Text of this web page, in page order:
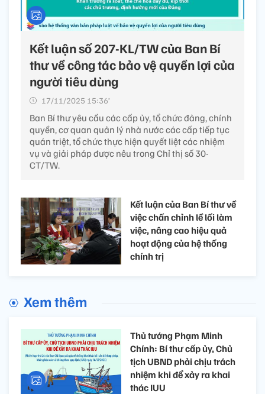
Kết luận số 207-KL/TW của Ban Bí
thư về công tác bảo vệ quyền lợi của
người tiêu dùng
17/11/2025 15:36’
Ban Bí thư yêu cầu các cấp ủy, tổ chức đảng, chính
quyền, cơ quan quản lý nhà nước các cấp tiếp tục
quán triệt, tổ chức thực hiện quyết liệt các nhiệm
vụ và giải pháp được nêu trong Chỉ thị số 30-
CT/TW.
Kết luận của Ban Bí thư về
việc chấn chỉnh lề lối làm
việc, nâng cao hiệu quả
hoạt động của hệ thống
chính trị
Xem thêm
Thủ tướng Phạm Minh
Chính: Bí thư cấp ủy, Chủ
tịch UBND phải chịu trách
nhiệm khi để xảy ra khai
thác IUU